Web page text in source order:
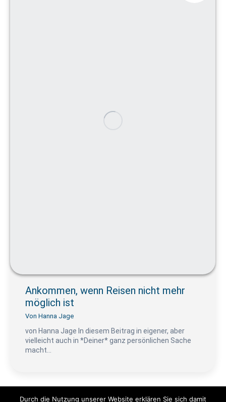
Ankommen, wenn Reisen nicht mehr
möglich ist
Von Hanna Jage
von Hanna Jage In diesem Beitrag in eigener, aber
vielleicht auch in *Deiner* ganz persönlichen Sache
macht…
Durch die Nutzung unserer Website erklären Sie sich damit